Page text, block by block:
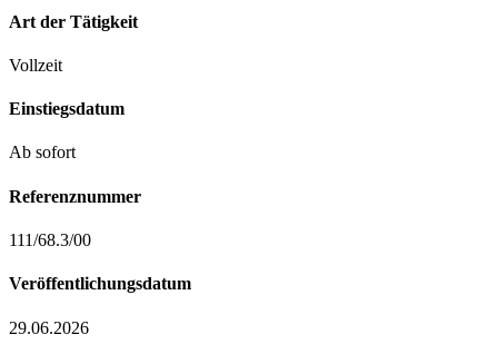
Art der Tätigkeit
Vollzeit
Einstiegsdatum
Ab sofort
Referenznummer
111/68.3/00
Veröffentlichungsdatum
29.06.2026